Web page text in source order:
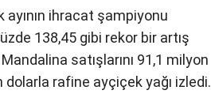
ayının ihracat şampiyonu
138,45 gibi rekor bir artış
satışlarını 91,1 milyon
dolarla rafine ayçiçek yağı izledi.